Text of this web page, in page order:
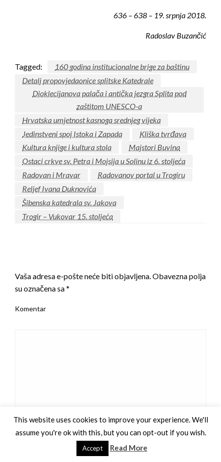
636 – 638 – 19. srpnja 2018.
Radoslav Buzančić
Tagged:
160 godina institucionalne brige za baštinu
Detalj propovjedaonice splitske Katedrale
Dioklecijanova palača i antička jezgra Splita pod
zaštitom UNESCO-a
Hrvatska umjetnost kasnoga srednjeg vijeka
Jedinstveni spoj Istoka i Zapada
Kliška tvrđava
Kultura knjige i kultura stola
Majstori Buvina
Ostaci crkve sv. Petra i Mojsija u Solinu iz 6. stoljeća
Radovan i Mravar
Radovanov portal u Trogiru
Reljef Ivana Duknovića
Šibenska katedrala sv. Jakova
Trogir – Vukovar 15. stoljeća
Vaša adresa e-pošte neće biti objavljena.Obavezna polja
su označena sa*
Komentar
This website uses cookies to improve your experience. We'll
assume you're ok with this, but you can opt-out if you wish.
Accept Read More